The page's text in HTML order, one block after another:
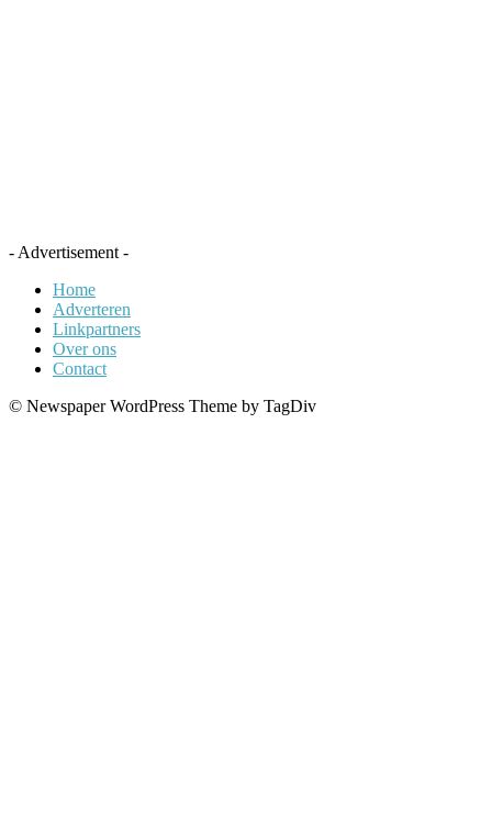
- Advertisement -
Home
Adverteren
Linkpartners
Over ons
Contact
© Newspaper WordPress Theme by TagDiv